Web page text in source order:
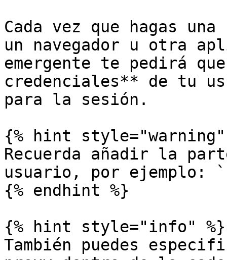
Cada vez que hagas
un navegador u otra
emergente te pedirá
credenciales** de tu
para la sesión.
{% hint style="warning"
Recuerda añadir la
usuario, por ejemplo:
{% endhint %}
{% hint style="info" %}
También puedes